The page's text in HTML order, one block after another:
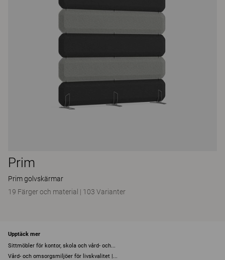
Prim
Prim golvskärmar
19 Färger och material | 103 Varianter
Upptäck mer
Sittmöbler för kontor, skola och vård- och...
Vård- och omsorgsmiljöer för livskvalitet |...